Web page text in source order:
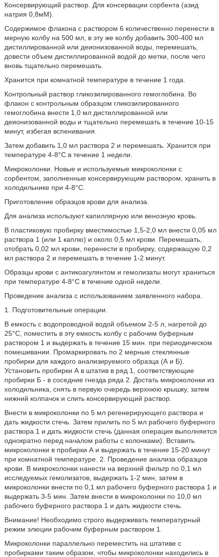
Консервирующий раствор. Для консервации сорбента (азид
натрия 0,8мМ).
Содержимое флакона с раствором 6 количественно перенести в
мерную колбу на 500 мл, в эту же колбу добавить 300-400 мл
дистиллированной или деионизованной воды, перемешать,
довести объем дистиллированной водой до метки, после чего
вновь тщательно перемешать.
Хранится при комнатной температуре в течение 1 года.
Контрольный раствор гликозилированного гемоглобина. Во
флакон с контрольным образцом гликозилированного
гемоглобина внести 1,0 мл дистиллированной или
деионизованной воды и тщательно перемешать в течение 10-15
минут, избегая вспенивания.
Затем добавить 1,0 мл раствора 2 и перемешать. Хранится при
температуре 4-8°С в течение 1 недели.
Микроколонки. Новые и используемые микроколонки с
сорбентом, заполненные консервирующим раствором, хранить в
холодильнике при 4-8°С.
Приготовление образцов крови для анализа.
Для анализа используют капиллярную или венозную кровь.
В пластиковую пробирку вместимостью 1,5-2,0 мл внести 0,05 мл
раствора 1 (или 1 каплю) и около 0,5 мл крови. Перемешать,
отобрать 0,02 мл крови, перенести в пробирку, содержащую 0,2
мл раствора 2 и перемешать в течение 1-2 минут.
Образцы крови с антикоагулянтом и гемолизаты могут храниться
при температуре 4-8°С в течение одной недели.
Проведение анализа с использованием заявленного набора.
1. Подготовительные операции.
В емкость с водопроводной водой объемом 2-5 л, нагретой до
25°С, поместить в эту емкость колбу с рабочим буферным
раствором 1 и выдержать в течение 15 мин. при периодическом
помешивании. Промаркировать по 2 мерные стеклянные
пробирки для каждого анализируемого образца (А и Б).
Установить пробирки А в штатив в ряд 1, соответствующие
пробирки Б - в соседние гнезда ряда 2. Достать микроколонки из
холодильника, снять в первую очередь верхнюю крышку, затем
нижний колпачок и слить консервирующий раствор.
Внести в микроколонки по 5 мл регенерирующего раствора и
дать жидкости стечь. Затем прилить по 5 мл рабочего буферного
раствора 1 и дать жидкости стечь (данная операция выполняется
однократно перед началом работы с колонками). Вставить
микроколонки в пробирки А и выдержать в течение 15-20 минут
при комнатной температуре. 2. Проведение анализа образцов
крови. В микроколонки нанести на верхний фильтр по 0,1 мл
исследуемых гемолизатов, выдержать 1-2 мин, затем в
микроколонки внести по 0,1 мл рабочего буферного раствора 1 и
выдержать 3-5 мин. Затем внести в микроколонки по 10,0 мл
рабочего буферного раствора 1 и дать жидкости стечь.
Внимание! Необходимо строго выдерживать температурный
режим элюции рабочим буферным раствором 1.
Микроколонки параллельно переместить на штативе с
пробирками таким образом, чтобы микроколонки находились в